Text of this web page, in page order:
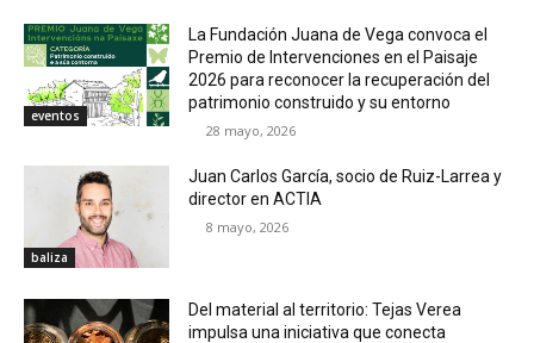
eventos
La Fundación Juana de Vega convoca el
Premio de Intervenciones en el Paisaje
2026 para reconocer la recuperación del
patrimonio construido y su entorno
28 mayo, 2026
baliza
Juan Carlos García, socio de Ruiz-Larrea y
director en ACTIA
8 mayo, 2026
Del material al territorio: Tejas Verea
impulsa una iniciativa que conecta